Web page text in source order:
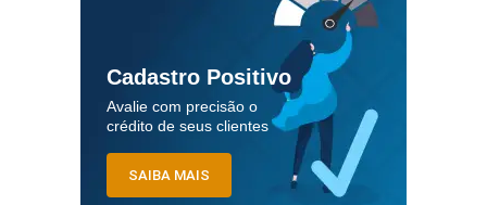
Cadastro Positivo
Avalie com precisão o
crédito de seus clientes
SAIBA MAIS